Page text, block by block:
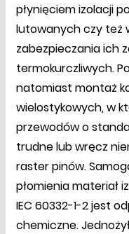
płynięciem izolacji
lutowanych czy też
zabezpieczania ich
termokurczliwych.
natomiast montaż
wielostykowych, w
przewodów o
trudne lub wręcz
raster pinów.
płomienia materiał
IEC 60332-1-2 jest
chemiczne.